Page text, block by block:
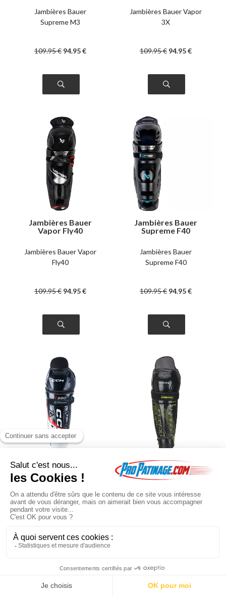
Jambières Bauer
Supreme M3
109.95€ 94.95€
Jambières Bauer Vapor
3X
109.95€ 94.95€
Jambières Bauer
Vapor Fly40
Jambières Bauer Vapor
Fly40
109.95€ 94.95€
Jambières Bauer
Supreme F40
Jambières Bauer
Supreme F40
109.95€ 94.95€
Jambières CCM
JetSpeed FT680
junior
Jambières CCM
JetSpeed FT680
Jambières CCM
Tacks XF80 junior
Jambières CCM Tacks
XF80
cookies à des fins statistiques et commerciales.